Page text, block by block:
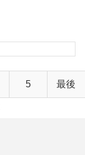
5 最後